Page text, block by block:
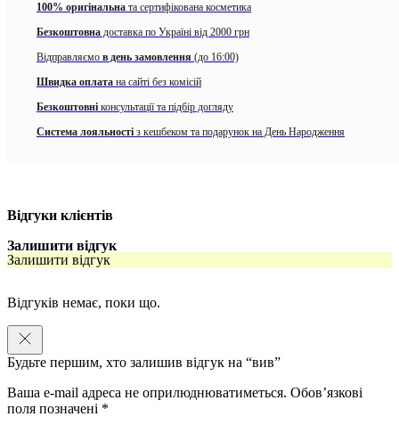
100% оригінальна та сертифікована косметика
Безкоштовна доставка по Україні від 2000 грн
Відправляємо в день замовлення (до 16:00)
Швидка оплата на сайті без комісій
Безкоштовні консультації та підбір догляду
Система лояльності з кешбеком та подарунок на День Народження
Відгуки клієнтів
Залишити відгук
Залишити відгук
Відгуків немає, поки що.
Будьте першим, хто залишив відгук на “вив”
Ваша e-mail адреса не оприлюднюватиметься. Обов’язкові
поля позначені *